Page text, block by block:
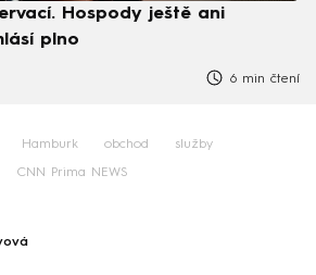
Hospody ještě ani
plno
6 min čtení
Hamburk obchod služby
CNN Prima NEWS